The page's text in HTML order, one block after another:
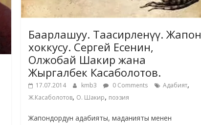
Баарлашуу. Таасирленүү. Жапон
хоккусу. Сергей Есенин,
Олжобай Шакир жана
Жыргалбек Касаболотов.
17.07.2014 kmb3 0 Comments Адабият,
Ж.Касаболотов, О. Шакир, поэзия
Жапондордун адабияты, маданияты менен